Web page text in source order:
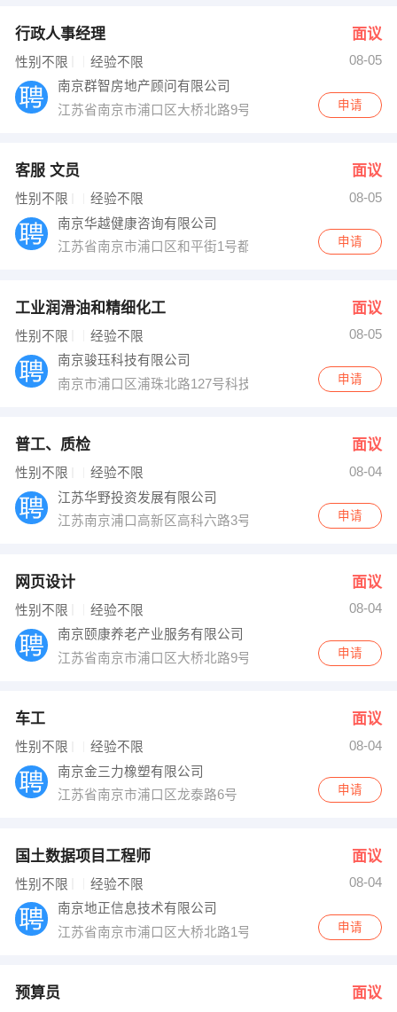
行政人事经理 面议
性别不限 经验不限
08-05
南京群智房地产顾问有限公司
江苏省南京市浦口区大桥北路9号弘阳大厦2217室申请
客服 文员 面议
性别不限 经验不限
08-05
南京华越健康咨询有限公司
江苏省南京市浦口区和平街1号都市缘网吧旁201室
申请
工业润滑油和精细化工 面议
性别不限 经验不限
08-05
南京骏珏科技有限公司
南京市浦口区浦珠北路127号科技中心408室
申请
普工、质检 面议
性别不限 经验不限
08-04
江苏华野投资发展有限公司
江苏南京浦口高新区高科六路3号311室
申请
网页设计 面议
性别不限 经验不限
08-04
南京颐康养老产业服务有限公司
江苏省南京市浦口区大桥北路9号旭日华庭弘扬大厦骏馆
申请
车工 面议
性别不限 经验不限
08-04
南京金三力橡塑有限公司
江苏省南京市浦口区龙泰路6号
申请
国土数据项目工程师 面议
性别不限 经验不限
08-04
南京地正信息技术有限公司
江苏省南京市浦口区大桥北路1号华侨城华侨银座B幢
申请
预算员 面议